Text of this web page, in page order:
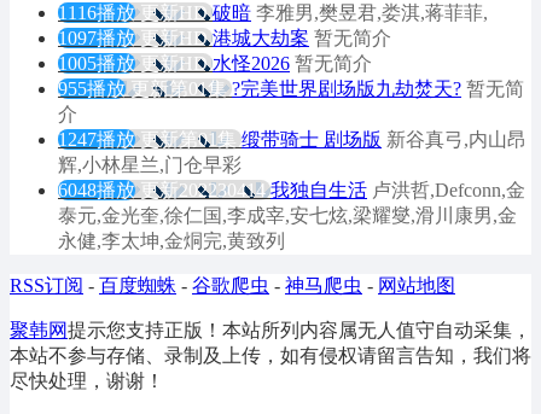
1116播放 更新HD 破暗 李雅男,樊昱君,娄淇,蒋菲菲,
1097播放 更新HD 港城大劫案 暂无简介
1005播放 更新HD 水怪2026 暂无简介
955播放 更新第01集 ?完美世界剧场版九劫焚天? 暂无简
介
1247播放 更新第01集 缎带骑士 剧场版 新谷真弓,内山昂
辉,小林星兰,门仓早彩
6048播放 更新202230414 我独自生活 卢洪哲,Defconn,金
泰元,金光奎,徐仁国,李成宰,安七炫,梁耀燮,滑川康男,金
永健,李太坤,金烔完,黄致列
RSS订阅 - 百度蜘蛛 - 谷歌爬虫 - 神马爬虫 - 网站地图
聚韩网提示您支持正版！本站所列内容属无人值守自动采集，
本站不参与存储、录制及上传，如有侵权请留言告知，我们将
尽快处理，谢谢！